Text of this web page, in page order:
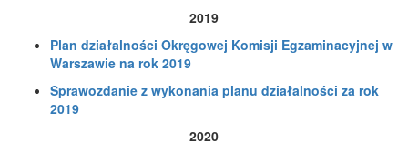
2019
Plan działalności Okręgowej Komisji Egzaminacyjnej w
Warszawie na rok 2019
Sprawozdanie z wykonania planu działalności za rok
2019
2020